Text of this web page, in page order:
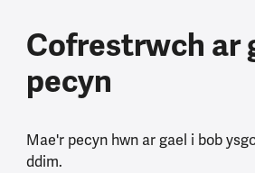
Cofrestrwch ar
pecyn
Mae'r pecyn hwn ar gael i bob
ddim.